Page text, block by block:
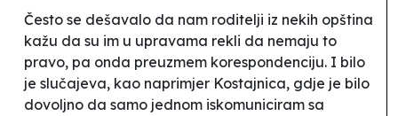
Često se dešavalo da nam roditelji iz nekih opština
kažu da su im u upravama rekli da nemaju to
pravo, pa onda preuzmem korespondenciju. I bilo
je slučajeva, kao naprimjer Kostajnica, gdje je bilo
dovoljno da samo jednom iskomuniciram sa